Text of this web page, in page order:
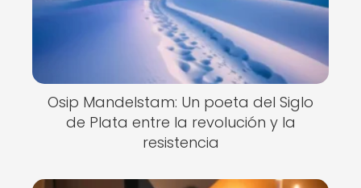
Osip Mandelstam: Un poeta del Siglo
de Plata entre la revolución y la
resistencia